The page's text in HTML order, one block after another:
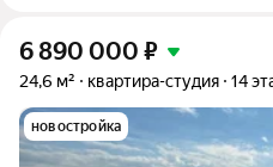
6 890 000 ₽
24,6 м² квартира-студия 14
новостройка